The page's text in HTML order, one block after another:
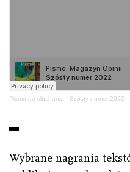
Pismo do słuchania · Szósty numer 2022
Wybrane nagrania